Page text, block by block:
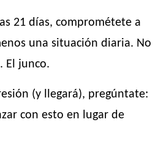
21 días, comprométete a
una situación diaria. No
El junco.
(y llegará), pregúntate:
con esto en lugar de